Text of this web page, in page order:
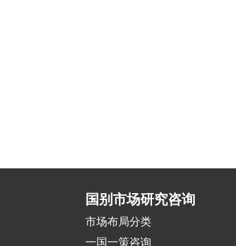
国别市场研究咨询
市场布局分类
一国一策咨询